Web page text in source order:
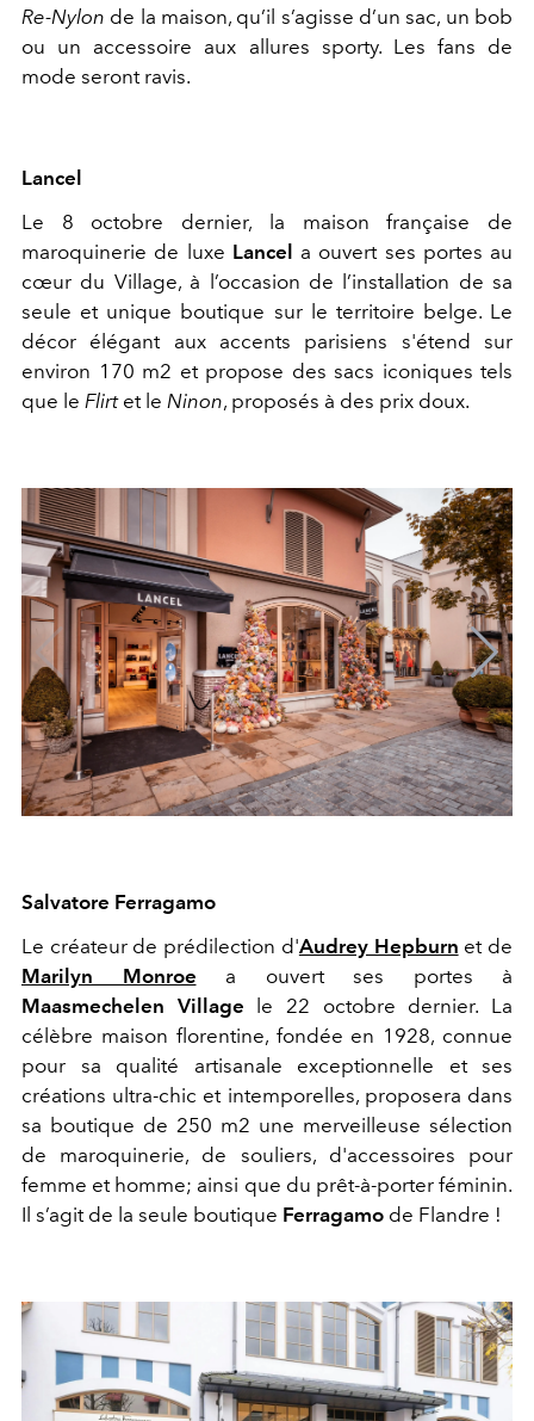
Re-Nylon de la maison, qu’il s’agisse d’un sac, un bob
ou un accessoire aux allures sporty. Les fans de
mode seront ravis.
Lancel
Le 8 octobre dernier, la maison française de
maroquinerie de luxe Lancel
a ouvert ses portes au
cœur du Village, à l’occasion de l’installation de sa
seule et unique boutique sur le territoire belge. Le
décor élégant aux accents parisiens s'étend sur
environ 170 m2 et propose des sacs iconiques tels
que le Flirtet le Ninon, proposés à des prix doux.
Salvatore Ferragamo
Le créateur de prédilection d'Audrey Hepburn et de
Marilyn Monroe a ouvert ses portes à
Maasmechelen Village le 22 octobre dernier. La
célèbre maison florentine, fondée en 1928, connue
pour sa qualité artisanale exceptionnelle et ses
créations ultra-chic et intemporelles, proposera dans
sa boutique de 250 m2 une merveilleuse sélection
de maroquinerie, de souliers, d'accessoires pour
femme et homme; ainsi que du prêt-à-porter féminin.
Il s’agit de la seule boutique Ferragamo de Flandre !